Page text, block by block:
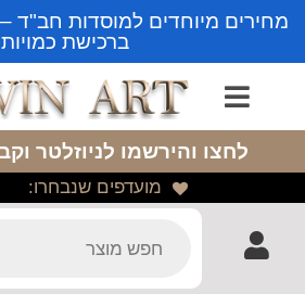
מחירים מיוחדים למוסדות חב"ד
ברכישת
לחצו והירשמו לניוזלטר וקבלו
מועדפים שנבחרו: